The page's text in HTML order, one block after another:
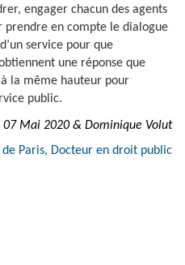
engager chacun des agents
prendre en compte le dialogue
service pour que
une réponse que
la même hauteur pour
public.
Mai 2020 & Dominique Volut
Paris, Docteur en droit public